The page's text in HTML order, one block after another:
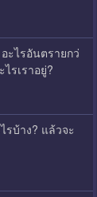
ะไรอันตรายกว่
รเราอยู่?
รบ้าง? แล้วจะ